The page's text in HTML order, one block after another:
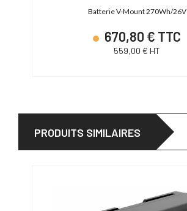
Batterie V-Mount 270Wh/26V
670,80 € TTC
559,00 € HT
PRODUITS SIMILAIRES